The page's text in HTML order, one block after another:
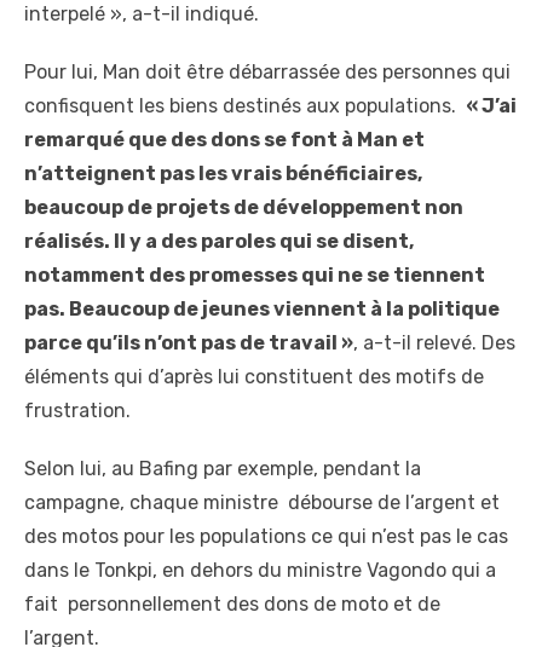
interpelé », a-t-il indiqué.
Pour lui, Man doit être débarrassée des personnes qui
confisquent les biens destinés aux populations. « J’ai
remarqué que des dons se font à Man et
n’atteignent pas les vrais bénéficiaires,
beaucoup de projets de développement non
réalisés. Il y a des paroles qui se disent,
notamment des promesses qui ne se tiennent
pas. Beaucoup de jeunes viennent à la politique
parce qu’ils n’ont pas de travail », a-t-il relevé. Des
éléments qui d’après lui constituent des motifs de
frustration.
Selon lui, au Bafing par exemple, pendant la
campagne, chaque ministre débourse de l’argent et
des motos pour les populations ce qui n’est pas le cas
dans le Tonkpi, en dehors du ministre Vagondo qui a
fait personnellement des dons de moto et de
l’argent.